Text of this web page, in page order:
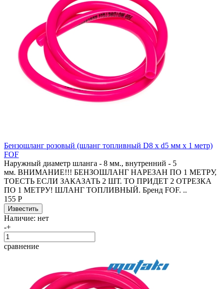
Бензошланг розовый (шланг топливный D8 x d5 мм x 1 метр)
FOF
Наружный диаметр шланга - 8 мм., внутренний - 5
мм. ВНИМАНИЕ!!! БЕНЗОШЛАНГ НАРЕЗАН ПО 1 МЕТРУ,
ТОЕСТЬ ЕСЛИ ЗАКАЗАТЬ 2 ШТ. ТО ПРИДЕТ 2 ОТРЕЗКА
ПО 1 МЕТРУ! ШЛАНГ ТОПЛИВНЫЙ. Бренд FOF. ..
155 Р
Наличие: нет
-+
сравнение